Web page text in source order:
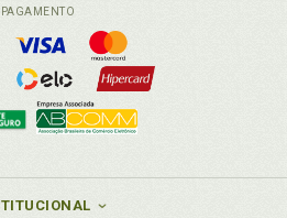
PAGAMENTO